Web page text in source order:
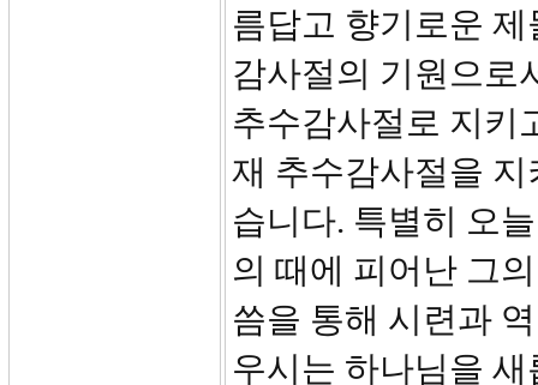
름답고 향기로운
감사절의 기원으로
추수감사절로 지키
재 추수감사절을
습니다. 특별히 오
의 때에 피어난 그
씀을 통해 시련과
우시는 하나님을